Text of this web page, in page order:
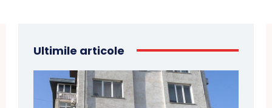
Ultimile articole